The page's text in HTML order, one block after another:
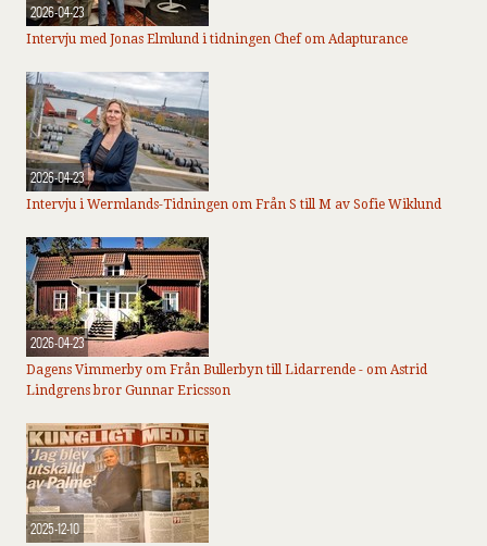
2026-04-23
Intervju med Jonas Elmlund i tidningen Chef om Adapturance
2026-04-23
Intervju i Wermlands-Tidningen om Från S till M av Sofie Wiklund
2026-04-23
Dagens Vimmerby om Från Bullerbyn till Lidarrende - om Astrid
Lindgrens bror Gunnar Ericsson
2025-12-10